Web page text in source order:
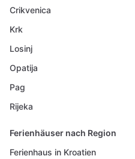
Crikvenica
Krk
Losinj
Opatija
Pag
Rijeka
Ferienhäuser nach Region
Ferienhaus in Kroatien